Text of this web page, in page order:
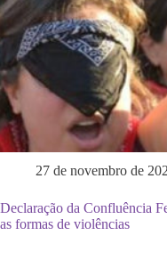
27 de novembro de
Declaração da Confluência
as formas de violências